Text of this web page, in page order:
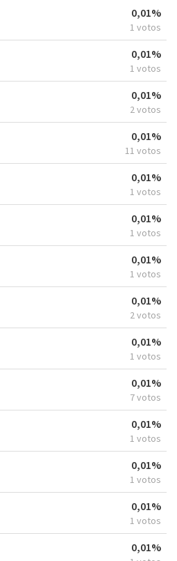
0,01%
1 votos
0,01%
1 votos
0,01%
2 votos
0,01%
11 votos
0,01%
1 votos
0,01%
1 votos
0,01%
1 votos
0,01%
2 votos
0,01%
1 votos
0,01%
7 votos
0,01%
1 votos
0,01%
1 votos
0,01%
1 votos
0,01%